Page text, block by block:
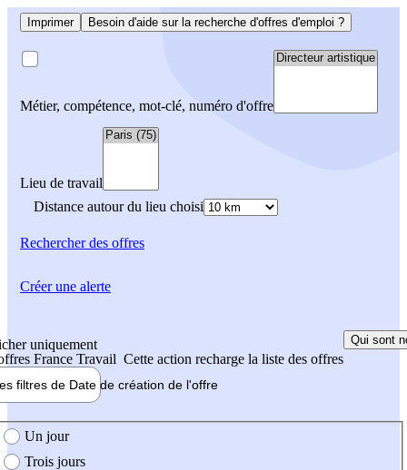
Imprimer Besoin d'aide sur la recherche d'offres d'emploi ?
Métier, compétence, mot-clé, numéro d'offre
Lieu de travail
Distance autour du lieu choisi
Rechercherdes offres
uniquement
France Travail Cette action recharge la liste des offres
Qui sont
filtres de Date de création de l'offre
création de l'offre
Un jour
Trois jours
Créer une alerte